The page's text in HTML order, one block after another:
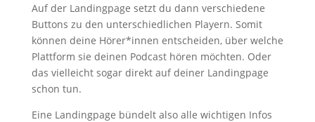
Auf der Landingpage setzt du dann verschiedene
Buttons zu den unterschiedlichen Playern. Somit
können deine Hörer*innen entscheiden, über welche
Plattform sie deinen Podcast hören möchten. Oder
das vielleicht sogar direkt auf deiner Landingpage
schon tun.
Eine Landingpage bündelt also alle wichtigen Infos